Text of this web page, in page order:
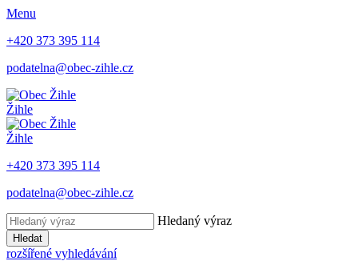
Menu
+420 373 395 114
podatelna@obec-zihle.cz
Žihle
Žihle
+420 373 395 114
podatelna@obec-zihle.cz
Hledaný výraz
Hledat
rozšířené vyhledávání